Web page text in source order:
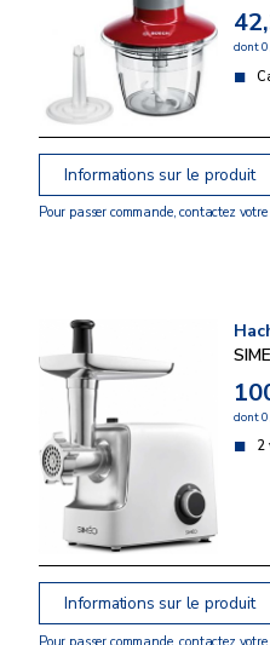
dont
Informations sur le produit
Pour passer commande, contactez
dont
2
Informations sur le produit